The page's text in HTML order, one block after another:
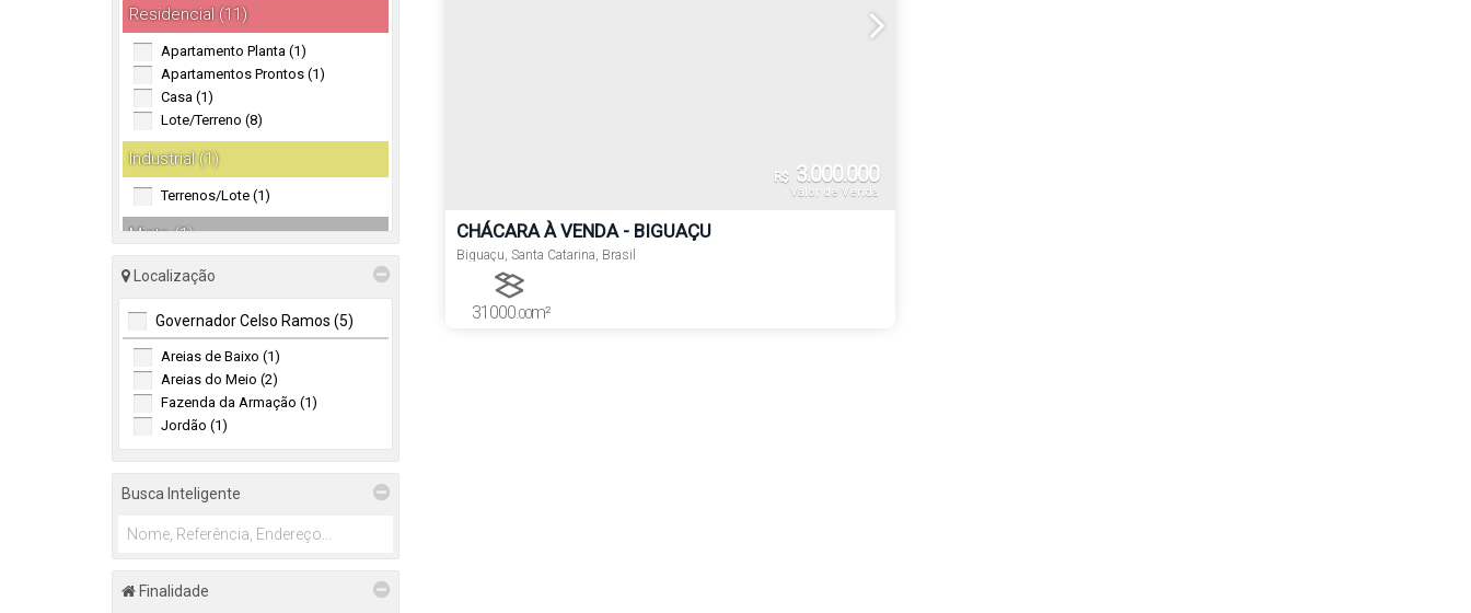
Residencial (11)
Apartamento Planta (1)
Apartamentos Prontos (1)
Casa (1)
Lote/Terreno (8)
Industrial (1)
Terrenos/Lote (1)
Misto (1)
Sitio / Chacára (1)
Localização
Governador Celso Ramos (5)
Areias de Baixo (1)
Areias do Meio (2)
Fazenda da Armação (1)
Jordão (1)
Busca Inteligente
Finalidade
R$ 3.000.000
Valor de Venda
CHÁCARA À VENDA - BIGUAÇU
Biguaçu, Santa Catarina, Brasil
31000.00m²